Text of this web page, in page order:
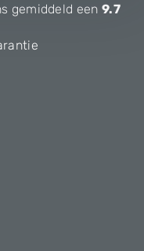
gemiddeld een9.7